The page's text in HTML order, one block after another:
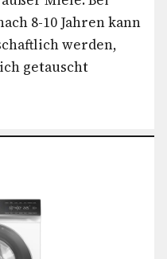
8-10 Jahren kann
werden,
getauscht